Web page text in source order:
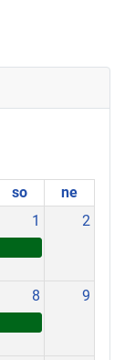
so
ne
1 2
8 9